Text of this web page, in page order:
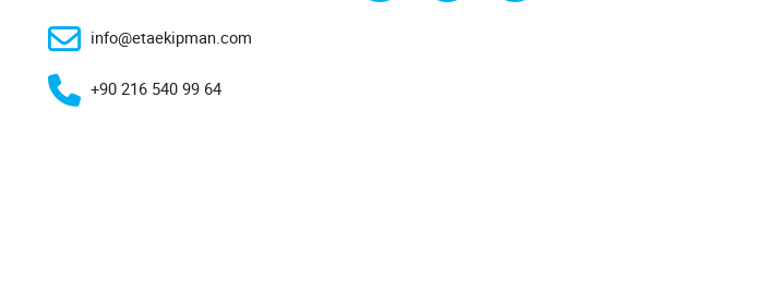
info@etaekipman.com
+90 216 540 99 64